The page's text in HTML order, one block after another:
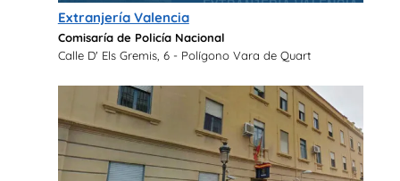
Extranjería Valencia
Comisaría de Policía Nacional
Calle D' Els Gremis, 6 - Polígono Vara de Quart